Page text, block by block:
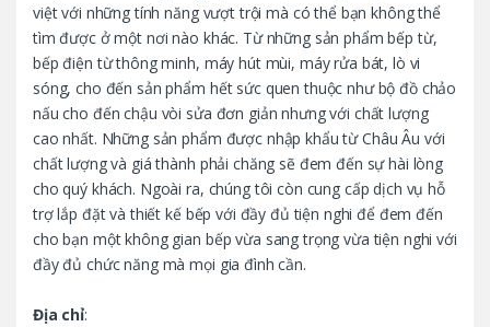
việt với những tính năng vượt trội mà có thể bạn không thể
tìm được ở một nơi nào khác. Từ những sản phẩm bếp từ,
bếp điện từ thông minh, máy hút mùi, máy rửa bát, lò vi
sóng, cho đến sản phẩm hết sức quen thuộc như bộ đồ chảo
nấu cho đến chậu vòi sửa đơn giản nhưng với chất lượng
cao nhất. Những sản phẩm được nhập khẩu từ Châu Âu với
chất lượng và giá thành phải chăng sẽ đem đến sự hài lòng
cho quý khách. Ngoài ra, chúng tôi còn cung cấp dịch vụ hỗ
trợ lắp đặt và thiết kế bếp với đầy đủ tiện nghi để đem đến
cho bạn một không gian bếp vừa sang trọng vừa tiện nghi với
đầy đủ chức năng mà mọi gia đình cần.
Địa chỉ: